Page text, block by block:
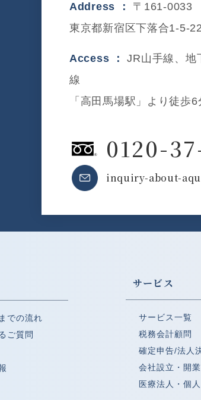
Address ： 〒161-0033
東京都新宿区下落合1-5-
Access ：JR山手線、地
線
「高田馬場駅」より徒歩6
0120-
inquiry-about-
での流れ
ご質問
サービス
サービス一覧
税務会計顧問
確定申告/法人
会社設立・開
医療法人・個